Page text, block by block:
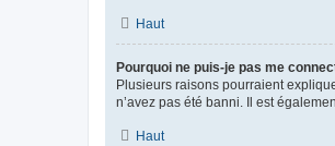
Haut
Pourquoi ne puis-je pas me
Plusieurs raisons pourraient
n’avez pas été banni. Il est
Haut